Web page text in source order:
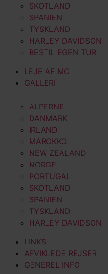
SKOTLAND
SPANIEN
TYSKLAND
HARLEY DAVIDSON
BESTIL EGEN TUR
LEJE AF MC
GALLERI
ALPERNE
DANMARK
IRLAND
MAROKKO
NEW ZEALAND
NORGE
PORTUGAL
SKOTLAND
SPANIEN
TYSKLAND
HARLEY DAVIDSON
LINKS
AFVIKLEDE REJSER
GENEREL INFO